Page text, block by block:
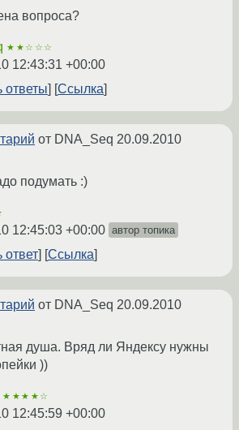
вопроса?
★★☆☆☆
12:43:31 +00:00
ответы
Ссылка
от DNA_Seq 20.09.2010
подумать :)
12:45:03 +00:00 автор топика
ответ Ссылка
от DNA_Seq 20.09.2010
душа. Вряд ли Яндексу нужны
))
★★★★☆
12:45:59 +00:00